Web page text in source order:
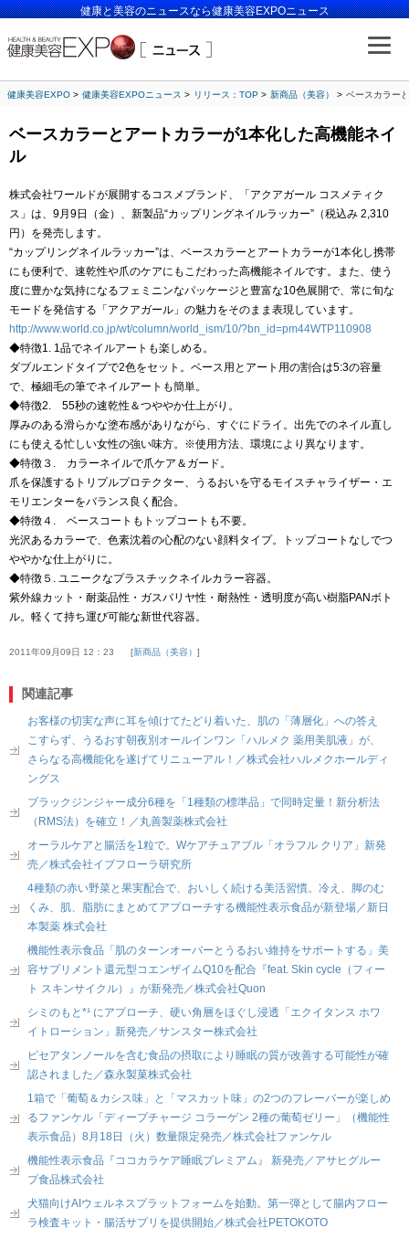
健康と美容のニュースなら健康美容EXPOニュース
健康美容EXPO 健康美容EXPOニュース リリース：TOP 新商品（美容） ベースカラー
ベースカラーとアートカラーが1本化した高機能ネイ
ル
株式会社ワールドが展開するコスメブランド、「アクアガール コスメティク
ス」は、9月9日（金）、新製品“カップリングネイルラッカー”（税込み 2,310
円）を発売します。
“カップリングネイルラッカー”は、ベースカラーとアートカラーが1本化し携帯
にも便利で、速乾性や爪のケアにもこだわった高機能ネイルです。また、使う
度に豊かな気持になるフェミニンなパッケージと豊富な10色展開で、常に旬な
モードを発信する「アクアガール」の魅力をそのまま表現しています。
http://www.world.co.jp/wt/column/world_ism/10/?bn_id=pm44WTP110908
◆特徴1. 1品でネイルアートも楽しめる。
ダブルエンドタイプで2色をセット。ベース用とアート用の割合は5:3の容量
で、極細毛の筆でネイルアートも簡単。
◆特徴2. 55秒の速乾性＆つややか仕上がり。
厚みのある滑らかな塗布感がありながら、すぐにドライ。出先でのネイル直し
にも使える忙しい女性の強い味方。※使用方法、環境により異なります。
◆特徴３. カラーネイルで爪ケア＆ガード。
爪を保護するトリプルプロテクター、うるおいを守るモイスチャライザー・エ
モリエンターをバランス良く配合。
◆特徴４. ベースコートもトップコートも不要。
光沢あるカラーで、色素沈着の心配のない顔料タイプ。トップコートなしでつ
ややかな仕上がりに。
◆特徴５. ユニークなプラスチックネイルカラー容器。
紫外線カット・耐薬品性・ガスバリヤ性・耐熱性・透明度が高い樹脂PANボト
ル。軽くて持ち運び可能な新世代容器。
2011年09月09日 12：23 新商品（美容）
関連記事
お客様の切実な声に耳を傾けてたどり着いた、肌の「薄層化」への答え
こすらず、うるおす朝夜別オールインワン「ハルメク 薬用美肌液」が、
さらなる高機能化を遂げてリニューアル！／株式会社ハルメクホールディ
ングス
ブラックジンジャー成分6種を「1種類の標準品」で同時定量！新分析法
（RMS法）を確立！／丸善製薬株式会社
オーラルケアと腸活を1粒で。Wケアチュアブル「オラフル クリア」新発
売／株式会社イブフローラ研究所
4種類の赤い野菜と果実配合で、おいしく続ける美活習慣。冷え、脚のむ
くみ、肌、脂肪にまとめてアプローチする機能性表示食品が新登場／新日
本製薬 株式会社
機能性表示食品「肌のターンオーバーとうるおい維持をサポートする」美
容サプリメント還元型コエンザイムQ10を配合『feat. Skin cycle（フィー
ト スキンサイクル）』が新発売／株式会社Quon
シミのもと*¹ にアプローチ、硬い角層をほぐし浸透「エクイタンス ホワ
イトローション」新発売／サンスター株式会社
ピセアタンノールを含む食品の摂取により睡眠の質が改善する可能性が確
認されました／森永製菓株式会社
1箱で「葡萄＆カシス味」と「マスカット味」の2つのフレーバーが楽しめ
るファンケル「ディープチャージ コラーゲン 2種の葡萄ゼリー」（機能性
表示食品）8月18日（火）数量限定発売／株式会社ファンケル
機能性表示食品『ココカラケア睡眠プレミアム』 新発売／アサヒグルー
プ食品株式会社
犬猫向けAIウェルネスプラットフォームを始動。第一弾として腸内フロー
ラ検査キット・腸活サプリを提供開始／株式会社PETOKOTO